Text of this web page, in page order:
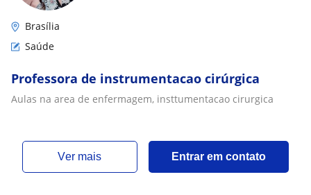
Brasília
Saúde
Professora de instrumentacao cirúrgica
Aulas na area de enfermagem, insttumentacao cirurgica
ver mais Entrar em contato